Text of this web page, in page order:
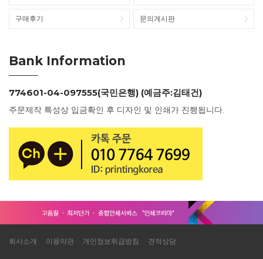
구매후기 문의게시판
Bank Information
774601-04-097555(국민은행) (예금주:김태건)
주문제작 특성상 입금확인 후 디자인 및 인쇄가 진행됩니다.
회사소개 이용약관 개인정보취급방침 견적상담